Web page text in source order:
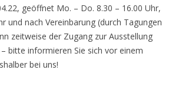
geöffnet Mo. – Do. 8.30 – 16.00 Uhr,
und nach Vereinbarung (durch Tagungen
zeitweise der Zugang zur Ausstellung
bitte informieren Sie sich vor einem
bei uns!